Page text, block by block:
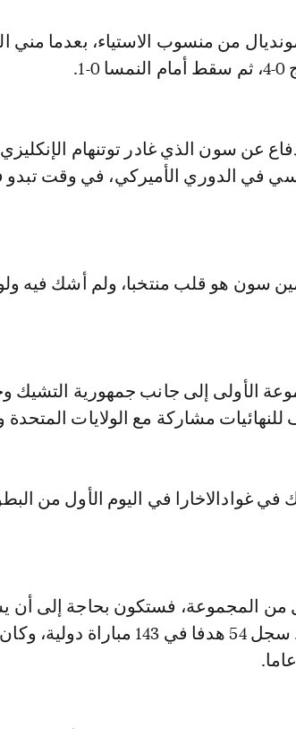
من منسوب الاستياء، بعدما مني
عن سون الذي غادر توتنهام الإنكليزي
في الدوري الأميركي، في وقت تبدو
سون هو قلب منتخبا، ولم أشك فيه
الأولى إلى جانب جمهورية التشيك
مشاركة مع الولايات المتحدة
في غوادالاخارا في اليوم الأول من
من المجموعة، فستكون بحاجة إلى أن
المهاجم سون فعاليته التهديفية. سجل 54 هدفا في 143